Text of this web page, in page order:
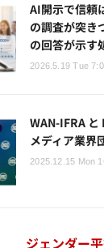
AI開示で信頼
の調査が突き
の回答が示す
2026.5.19 Tue
WAN-IFRA
メディア業界
2025.12.15 Mon
ジェンダー